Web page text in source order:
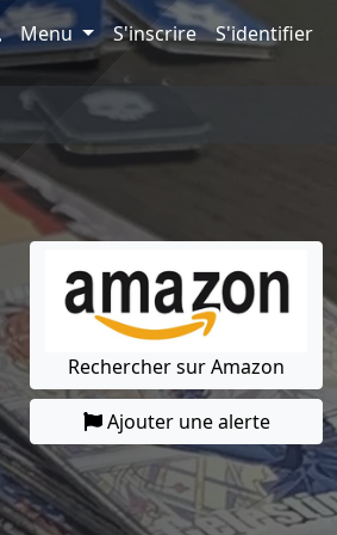
Menu
S'inscrire S'identifier
Rechercher sur Amazon
Ajouter une alerte